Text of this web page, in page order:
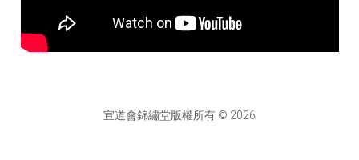
宣道會錦繡堂版權所有 © 2026